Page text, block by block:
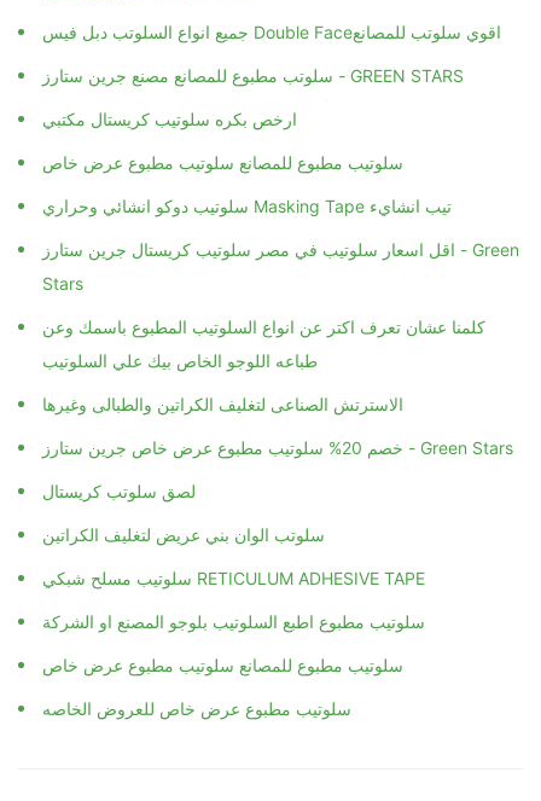
جميع انواع السلوتب دبل فيس Double Face‏ اقوي سلوتب للمصانع
سلوتب مطبوع للمصانع مصنع جرين ستارز - GREEN STARS
ارخص بكره سلوتيب كريستال مكتبي
سلوتيب مطبوع للمصانع سلوتيب مطبوع عرض خاص
سلوتيب دوكو انشائي وحراري Masking Tape تيب انشايء
اقل اسعار سلوتيب في مصر سلوتيب كريستال جرين ستارز - Green
Stars
كلمنا عشان تعرف اكتر عن انواع السلوتيب المطبوع باسمك وعن
طباعه اللوجو الخاص بيك علي السلوتيب
الاسترتش الصناعى لتغليف الكراتين والطبالى وغيرها
خصم 20% سلوتيب مطبوع عرض خاص جرين ستارز - Green Stars
لصق سلوتب كريستال
سلوتب الوان بني عريض لتغليف الكراتين
سلوتيب مسلح شبكي RETICULUM ADHESIVE TAPE
سلوتيب مطبوع اطبع السلوتيب بلوجو المصنع او الشركة
سلوتيب مطبوع للمصانع سلوتيب مطبوع عرض خاص
سلوتيب مطبوع عرض خاص للعروض الخاصه